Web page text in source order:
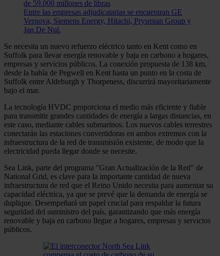
de 59.000 millones de libras
Entre las empresas adjudicatarias se encuentran GE
Vernova, Siemens Energy, Hitachi, Prysmian Group y
Jan De Nul.
Se necesita un nuevo refuerzo eléctrico tanto en Kent como en
Suffolk para llevar energía renovable y baja en carbono a hogares,
empresas y servicios públicos. La conexión propuesta de 138 km,
desde la bahía de Pegwell en Kent hasta un punto en la costa de
Suffolk entre Aldeburgh y Thorpeness, discurrirá mayoritariamente
bajo el mar.
La tecnología HVDC proporciona el medio más eficiente y fiable
para transmitir grandes cantidades de energía a largas distancias, en
este caso, mediante cables submarinos. Los nuevos cables terrestres
conectarán las estaciones convertidoras en ambos extremos con la
infraestructura de la red de transmisión existente, de modo que la
electricidad pueda llegar donde se necesite.
Sea Link, parte del programa "Gran Actualización de la Red" de
National Grid, es clave para la importante cantidad de nueva
infraestructura de red que el Reino Unido necesita para aumentar su
capacidad eléctrica, ya que se prevé que la demanda de energía se
duplique. Desempeñará un papel crucial para respaldar la futura
seguridad del suministro del país, garantizando que más energía
renovable y baja en carbono llegue a hogares, empresas y servicios
públicos.